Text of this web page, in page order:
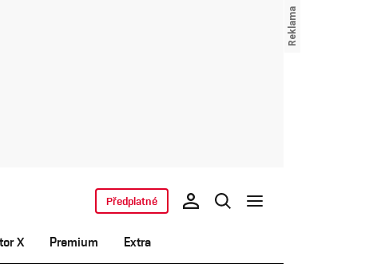
X Premium Extra
Předplatné